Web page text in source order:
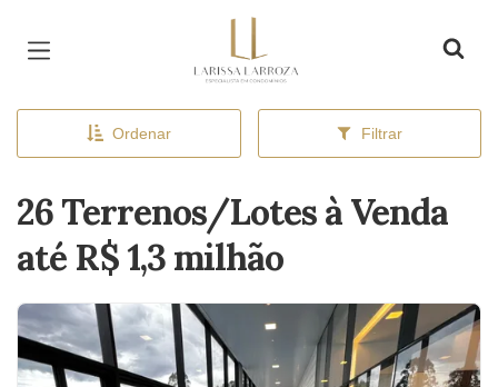
Ordenar Filtrar
26 Terrenos/Lotes à Venda
até R$ 1,3 milhão